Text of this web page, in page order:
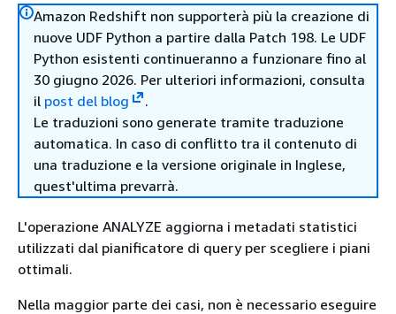
Amazon Redshift non supporterà più la creazione di
nuove UDF Python a partire dalla Patch 198. Le UDF
Python esistenti continueranno a funzionare fino al
30 giugno 2026. Per ulteriori informazioni, consulta
il post del blog
.
Le traduzioni sono generate tramite traduzione
automatica. In caso di conflitto tra il contenuto di
una traduzione e la versione originale in Inglese,
quest'ultima prevarrà.
L'operazione ANALYZE aggiorna i metadati statistici
utilizzati dal pianificatore di query per scegliere i piani
ottimali.
Nella maggior parte dei casi, non è necessario eseguire